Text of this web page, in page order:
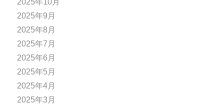
2025年9月
2025年8月
2025年7月
2025年6月
2025年5月
2025年4月
2025年3月